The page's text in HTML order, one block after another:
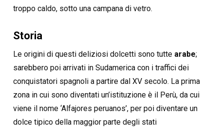
troppo caldo, sotto una campana di vetro.
Storia
Le origini di questi deliziosi dolcetti sono tutte arabe;
sarebbero poi arrivati in Sudamerica con i traffici dei
conquistatori spagnoli a partire dal XV secolo. La prima
zona in cui sono diventati un’istituzione è il Perù, da cui
viene il nome ‘Alfajores peruanos’, per poi diventare un
dolce tipico della maggior parte degli stati